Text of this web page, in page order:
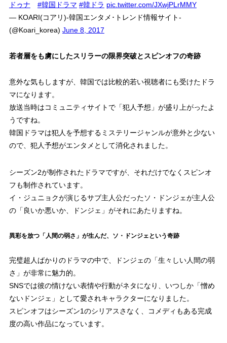
ドゥナ
#韓国ドラマ #韓ドラ pic.twitter.com/JXwjPLrMMY
— KOARI(コアリ)-韓国エンタメ･トレンド情報サイト-
(@Koari_korea) June 8, 2017
若者層をも虜にしたスリラーの限界突破とスピンオフの奇跡
意外な気もしますが、韓国では比較的若い視聴者にも受けたドラ
マになります。
放送当時はコミュニティサイトで「犯人予想」が盛り上がったよ
うですね。
韓国ドラマは犯人を予想するミステリージャンルが意外と少ない
ので、犯人予想がエンタメとして消化されました。
シーズン2が制作されたドラマですが、それだけでなくスピンオ
フも制作されています。
イ・ジュニョクが演じるサブ主人公だったソ・ドンジェが主人公
の「良いか悪いか、ドンジェ」がそれにあたりますね。
異彩を放つ「人間の弱さ」が生んだ、ソ・ドンジェという奇跡
完璧超人ばかりのドラマの中で、ドンジェの「生々しい人間の弱
さ」が非常に魅力的。
SNSでは彼の情けない表情や行動がネタになり、いつしか「憎め
ないドンジェ」として愛されキャラクターになりました。
スピンオフはシーズン1のシリアスさなく、コメディもある完成
度の高い作品になっています。